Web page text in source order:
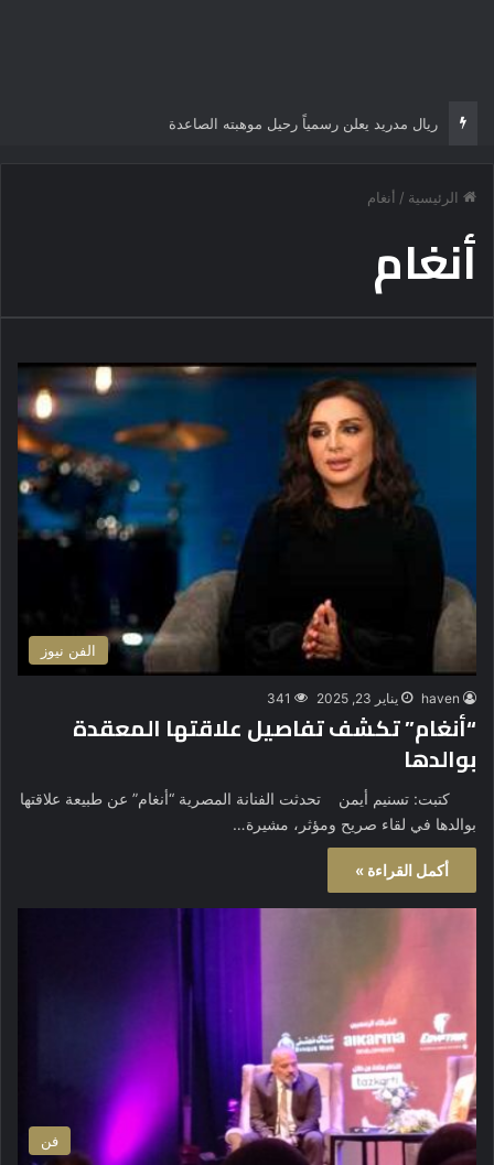
ريال مدريد يعلن رسمياً رحيل موهبته الصاعدة
الرئيسية / أنغام
أنغام
الفن نيوز
haven يناير 23, 2025 341
“أنغام” تكشف تفاصيل علاقتها المعقدة
بوالدها
كتبت: تسنيم أيمن تحدثت الفنانة المصرية “أنغام” عن طبيعة علاقتها
بوالدها في لقاء صريح ومؤثر، مشيرة…
أكمل القراءة »
فن